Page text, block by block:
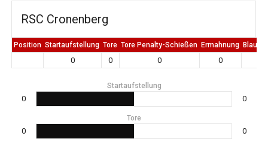
RSC Cronenberg
Position Startaufstellung Tore Tore Penalty-Schießen Ermahnung Blaue
0 0 0 0
Startaufstellung
0 0
Tore
0 0